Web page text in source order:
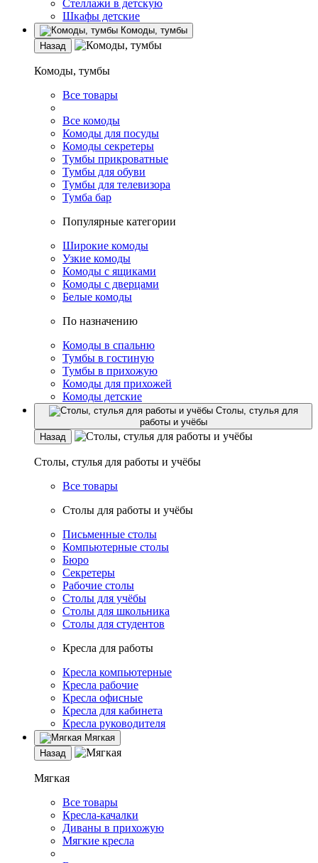
Стеллажи в детскую
Шкафы детские
Комоды, тумбы
Назад
Комоды, тумбы
Все товары
Все комоды
Комоды для посуды
Комоды секретеры
Тумбы прикроватные
Тумбы для обуви
Тумбы для телевизора
Тумба бар
Популярные категории
Широкие комоды
Узкие комоды
Комоды с ящиками
Комоды с дверцами
Белые комоды
По назначению
Комоды в спальню
Тумбы в гостиную
Тумбы в прихожую
Комоды для прихожей
Комоды детские
Столы, стулья для
работы и учёбы
Назад
Столы, стулья для работы и учёбы
Все товары
Столы для работы и учёбы
Письменные столы
Компьютерные столы
Бюро
Секретеры
Рабочие столы
Столы для учёбы
Столы для школьника
Столы для студентов
Кресла для работы
Кресла компьютерные
Кресла рабочие
Кресла офисные
Кресла для кабинета
Кресла руководителя
Мягкая
Назад
Мягкая
Все товары
Кресла-качалки
Диваны в прихожую
Мягкие кресла